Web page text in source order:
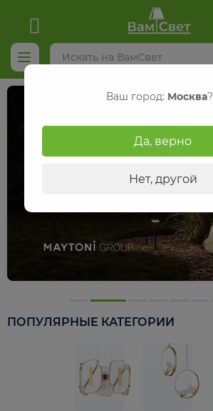
ПОПУЛЯРНЫЕ КАТЕГОРИИ
Ваш город: Москва?
Да, верно
Нет, другой